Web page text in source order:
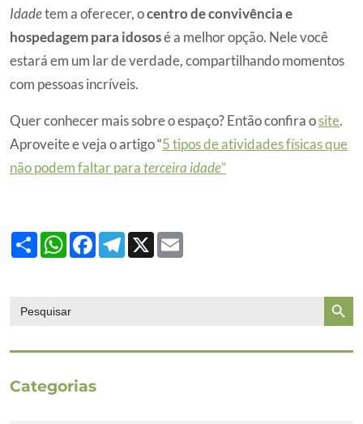
Idadetem a oferecer, ocentro de convivência e
hospedagem para idososé a melhor opção. Nele você
estará em um lar de verdade, compartilhando momentos
com pessoas incríveis.
Quer conhecer mais sobre o espaço? Então confira osite.
Aproveite e veja o artigo “5 tipos de atividades físicas que
não podem faltar para terceira idade”
ShareWhatsApp
FacebookTelegram
X
for:
Search
Categorias